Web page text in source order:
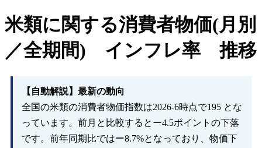
米類に関する消費者物価(月別
／全期間) インフレ率 推移
【自動解説】最新の動向
全国の米類の消費者物価指数は2026-6時点で195 とな
っています。前月と比較すると ー4.5ポイントの下落
です。前年同期比ではー8.7%となっており、物価下